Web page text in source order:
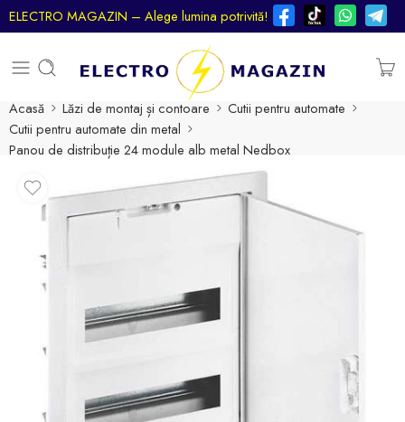
ELECTRO MAGAZIN – Alege lumina potrivită!
Acasă Lăzi de montaj și contoare
Cutii pentru automate
Cutii pentru automate din metal
Panou de distribuție 24 module alb metal Nedbox